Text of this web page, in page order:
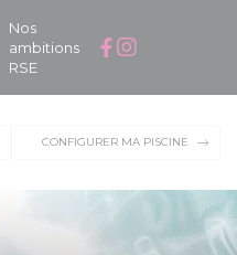
Nos
ambitions
RSE
CONFIGURER MA PISCINE